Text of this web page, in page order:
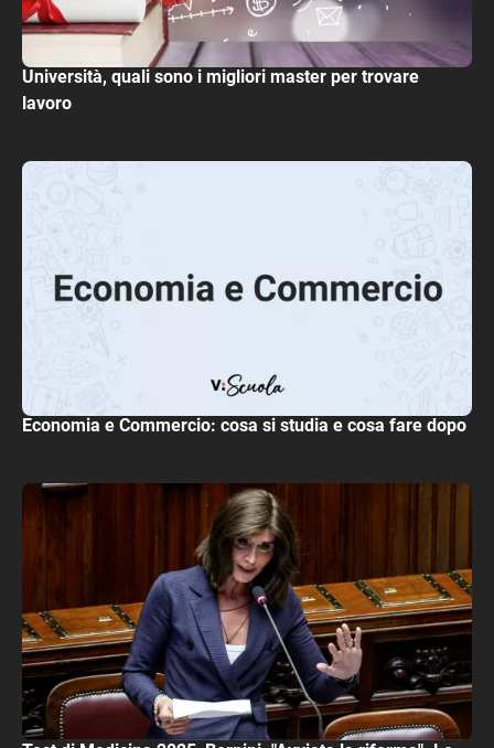
Università, quali sono i migliori master per trovare
lavoro
Economia e Commercio: cosa si studia e cosa fare dopo